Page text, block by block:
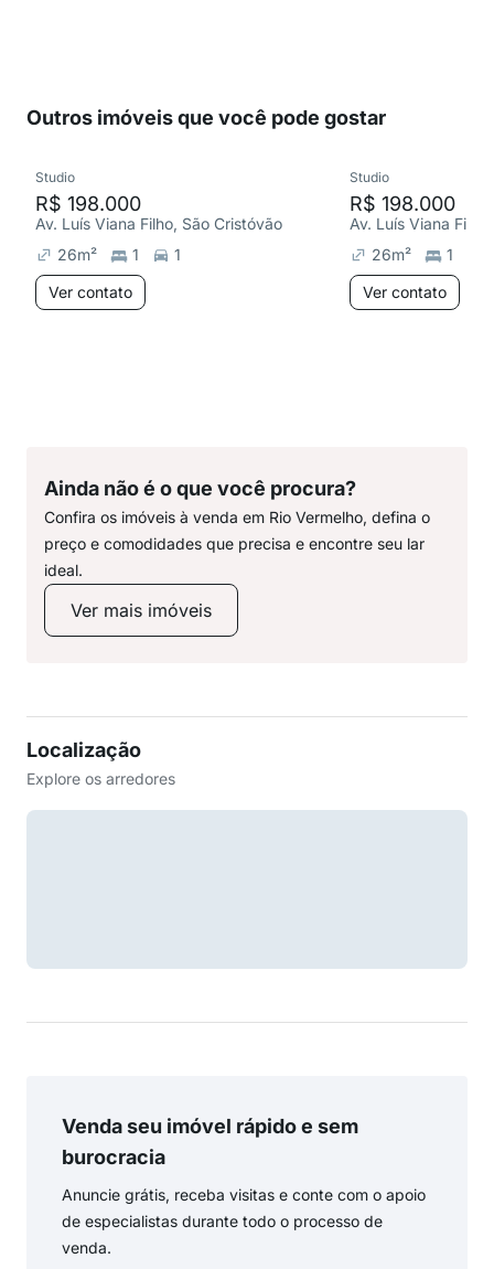
Outros imóveis que você pode gostar
Studio
R$ 198.000
Av. Luís Viana Filho, São Cristóvão
26m² 1
1
Ver contato
Studio
R$ 198.000
Av. Luís Viana
26m² 1
Ver contato
Ainda não é o que você procura?
Confira os imóveis à venda em Rio Vermelho, defina o
preço e comodidades que precisa e encontre seu lar
ideal.
Ver mais imóveis
Localização
Explore os arredores
Venda seu imóvel rápido e sem
burocracia
Anuncie grátis, receba visitas e conte com o apoio
de especialistas durante todo o processo de
venda.